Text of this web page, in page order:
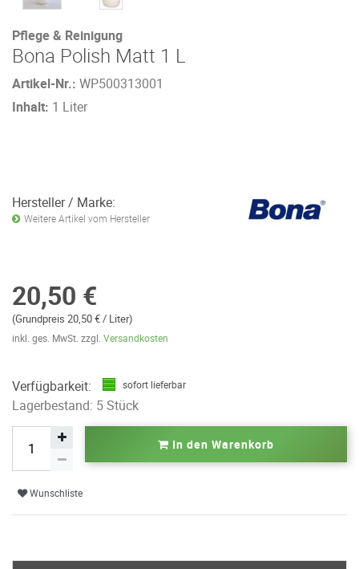
Pflege & Reinigung
Bona Polish Matt 1 L
Artikel-Nr.: WP500313001
Inhalt: 1 Liter
Hersteller / Marke:
Weitere Artikel vom Hersteller
20,50 €
(Grundpreis 20,50 € / Liter)
inkl. ges. MwSt. zzgl. Versandkosten
Verfügbarkeit: sofort lieferbar
Lagerbestand: 5 Stück
In den Warenkorb
Wunschliste